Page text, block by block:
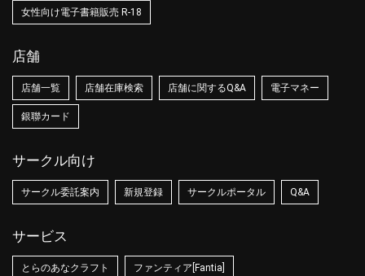
女性向け電子書籍販売 R-18
店舗
店舗一覧 店舗在庫検索 店舗に関するQ&A 電子マネー
銀聯カード
サークル向け
サークル委託案内 新規登録 サークルポータル Q&A
サービス
とらのあなクラフト ファンティア[Fantia]